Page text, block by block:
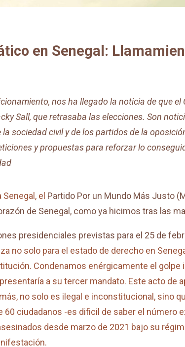
en Senegal:
nos ha llegado la noticia de que
Sall, que retrasaba las elecciones. Son
sociedad civil y de los partidos de la
y propuestas para reforzar lo
el Partido Por un Mundo Más Justo
de Senegal, como ya hicimos tras las
presidenciales previstas para el 25 de
no solo para el estado de derecho en
Condenamos enérgicamente el golpe
a su tercer mandato. Este acto de
no solo es ilegal e inconstitucional, sino
ciudadanos -es dificil de saber el número
desde marzo de 2021 bajo su